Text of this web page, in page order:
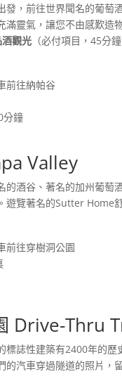
發，前往世界聞名的葡
滿靈氣，讓您不由感歎
觀光 （必付項目，45分鐘
前往納帕谷
分鐘
Valley
的酒谷、著名的加州葡萄
遊覽著名的Sutter
前往穿樹洞公園
Drive-Thru
標誌性建築有2400年的
的汽車穿過隧道的照片，